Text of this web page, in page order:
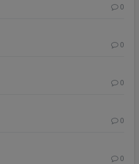
0
0
0
0
0